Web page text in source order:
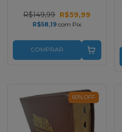
R$149,99 R$59,99
R$58,19com Pix
COMPRAR
60% OFF